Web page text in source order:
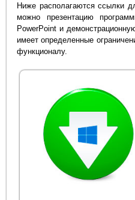
Ниже располагаются ссылки
можно презентацию
PowerPoint и
имеет определенные
функционалу.